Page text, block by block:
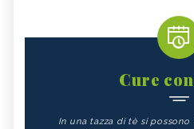
Cure
In una tazza di tè si